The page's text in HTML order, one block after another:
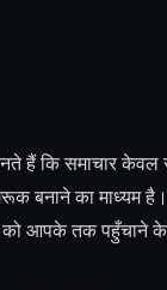
हैं कि समाचार केवल
बनाने का माध्यम
आपके तक पहुँचाने के